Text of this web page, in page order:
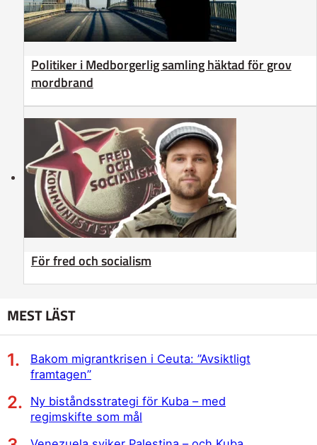
Politiker i Medborgerlig samling häktad för grov
mordbrand
För fred och socialism
MEST LÄST
Bakom migrantkrisen i Ceuta: ”Avsiktligt
framtagen”
Ny biståndsstrategi för Kuba – med
regimskifte som mål